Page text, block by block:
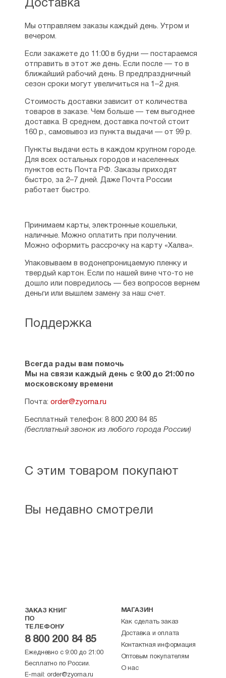
Поддержка
Всегда рады вам помочь
Мы на связи каждый день с 9:00 до 21:00 по
московскому времени
Почта: order@zyorna.ru
Бесплатный телефон: 8 800 200 84 85
(бесплатный звонок из любого города России)
Доставка
Мы отправляем заказы каждый день. Утром и
вечером.
Если закажете до 11:00 в будни — постараемся
отправить в этот же день. Если после — то в
ближайший рабочий день. В предпраздничный
сезон сроки могут увеличиться на 1–2 дня.
Стоимость доставки зависит от количества
товаров в заказе. Чем больше — тем выгоднее
доставка. В среднем, доставка почтой стоит
160 р., самовывоз из пункта выдачи — от 99 р.
Пункты выдачи есть в каждом крупном городе.
Для всех остальных городов и населенных
пунктов есть Почта РФ. Заказы приходят
быстро, за 2–7 дней. Даже Почта России
работает быстро.
Принимаем карты, электронные кошельки,
наличные. Можно оплатить при получении.
Можно оформить рассрочку на карту «Халва».
Упаковываем в водонепроницаемую пленку и
твердый картон. Если по нашей вине что-то не
дошло или повредилось — без вопросов вернем
деньги или вышлем замену за наш счет.
С этим товаром покупают
Вы недавно смотрели
ЗАКАЗ КНИГ
ПО
ТЕЛЕФОНУ
8 800 200 84 85
Ежедневно с 9:00 до 21:00
Бесплатно по России.
E-mail: order@zyorna.ru
МАГАЗИН
Как сделать заказ
Доставка и оплата
Контактная информация
Оптовым покупателям
О нас